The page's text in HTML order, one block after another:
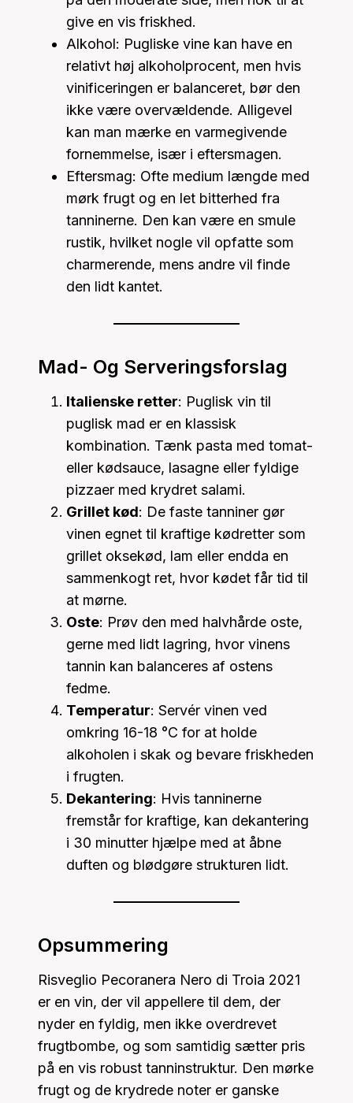
give en vis friskhed.
Alkohol: Pugliske vine kan have en
relativt høj alkoholprocent, men hvis
vinificeringen er balanceret, bør den
ikke være overvældende. Alligevel
kan man mærke en varmegivende
fornemmelse, især i eftersmagen.
Eftersmag: Ofte medium længde med
mørk frugt og en let bitterhed fra
tanninerne. Den kan være en smule
rustik, hvilket nogle vil opfatte som
charmerende, mens andre vil finde
den lidt kantet.
Mad- Og Serveringsforslag
Italienske retter: Puglisk vin til
puglisk mad er en klassisk
kombination. Tænk pasta med tomat-
eller kødsauce, lasagne eller fyldige
pizzaer med krydret salami.
Grillet kød: De faste tanniner gør
vinen egnet til kraftige kødretter som
grillet oksekød, lam eller endda en
sammenkogt ret, hvor kødet får tid til
at mørne.
Oste: Prøv den med halvhårde oste,
gerne med lidt lagring, hvor vinens
tannin kan balanceres af ostens
fedme.
Temperatur: Servér vinen ved
omkring 16-18 °C for at holde
alkoholen i skak og bevare friskheden
i frugten.
Dekantering: Hvis tanninerne
fremstår for kraftige, kan dekantering
i 30 minutter hjælpe med at åbne
duften og blødgøre strukturen lidt.
Opsummering
Risveglio Pecoranera Nero di Troia 2021
er en vin, der vil appellere til dem, der
nyder en fyldig, men ikke overdrevet
frugtbombe, og som samtidig sætter pris
på en vis robust tanninstruktur. Den mørke
frugt og de krydrede noter er ganske